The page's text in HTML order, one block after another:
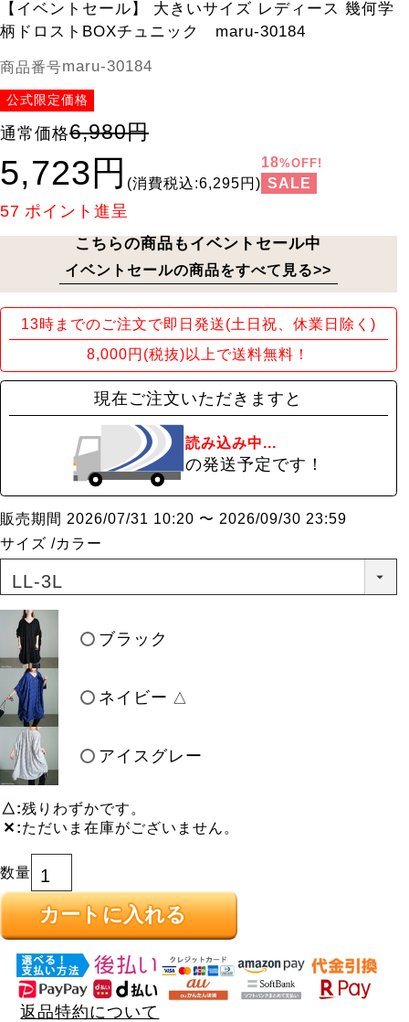
【イベントセール】 大きいサイズ レディース 幾何学
柄ドロストBOXチュニック maru-30184
商品番号maru-30184
公式限定価格
通常価格6,980円
5,723円 (消費税込:6,295円)
18%OFF!
SALE
57 ポイント進呈
こちらの商品もイベントセール中
イベントセールの商品をすべて見る>>
13時までのご注文で即日発送(土日祝、休業日除く)
8,000円(税抜)以上で送料無料！
現在ご注文いただきますと
読み込み中...
の発送予定です！
販売期間 2026/07/31 10:20 〜 2026/09/30 23:59
サイズ
カラー
ブラック
ネイビー △
アイスグレー
△ 残りわずかです。
✕ ただいま在庫がございません。
カートに入れる
返品特約について